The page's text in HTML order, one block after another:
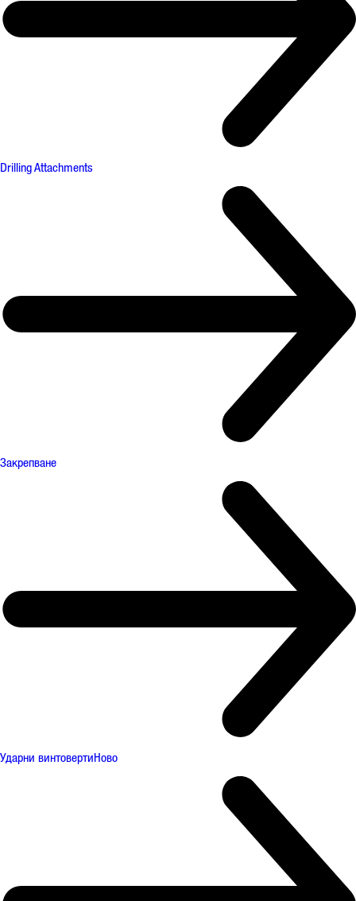
Drilling Attachments
Закрепване
Ударни винтовертиНово